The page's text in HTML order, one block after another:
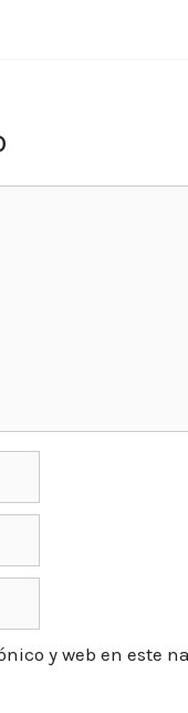
y web en este